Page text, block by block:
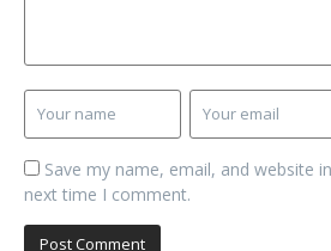
Save my name, email, and website
next time I comment.